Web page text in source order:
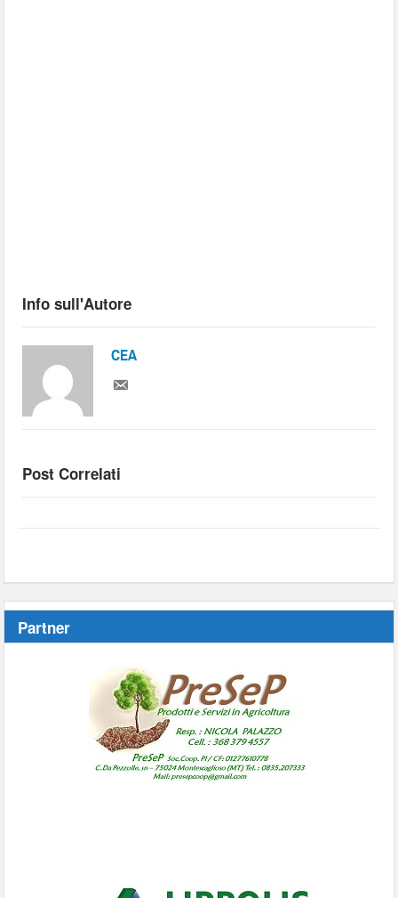
Info sull'Autore
CEA
Post Correlati
Partner